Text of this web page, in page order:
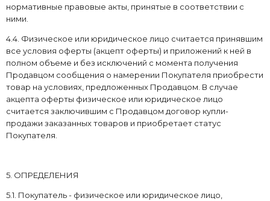
нормативные правовые акты, принятые в соответствии с
ними.
4.4. Физическое или юридическое лицо считается принявшим
все условия оферты (акцепт оферты) и приложений к ней в
полном объеме и без исключений с момента получения
Продавцом сообщения о намерении Покупателя приобрести
товар на условиях, предложенных Продавцом. В случае
акцепта оферты физическое или юридическое лицо
считается заключившим с Продавцом договор купли-
продажи заказанных товаров и приобретает статус
Покупателя.
5. ОПРЕДЕЛЕНИЯ
5.1. Покупатель - физическое или юридическое лицо,